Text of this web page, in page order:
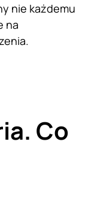
nie każdemu
na
Co